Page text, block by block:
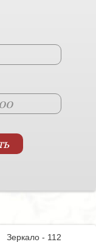
Зеркало - 112